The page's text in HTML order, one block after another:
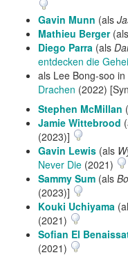
Gavin Munn (als
Mathieu Berger
Diego Parra (als
entdecken die
als Lee Bong-soo in
Drachen (2022)
Stephen McMillan
Jamie Wittebrood
(2023)]
Gavin Lewis (als
Never Die (2021)
Sammy Sum (als
(2023)]
Kouki Uchiyama
(2021)
Sofian El
(2021)